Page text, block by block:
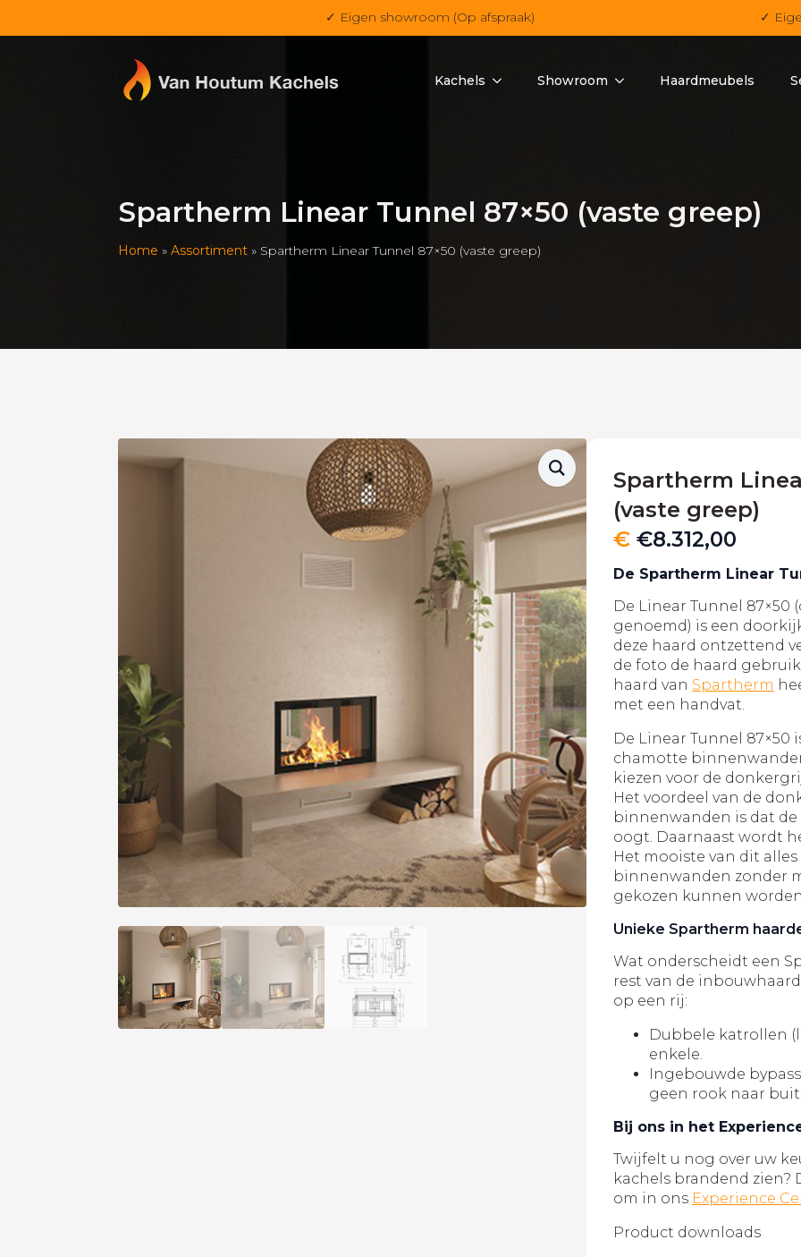
✓ Eigen showroom (Op afspraak) ✓
Kachels Showroom Haardmeubels
Spartherm Linear Tunnel 87×50 (vaste greep)
Home » Assortiment » Spartherm Linear Tunnel 87×50 (vaste greep)
Spartherm
(vaste greep)
€ €8.312,00
De Spartherm Linear
De Linear Tunnel 87×50
genoemd) is een
deze haard ontzettend
de foto de haard
haard van Spartherm
met een handvat.
De Linear Tunnel
chamotte
kiezen voor de
Het voordeel van de
binnenwanden is dat
oogt. Daarnaast wordt
Het mooiste van dit
binnenwanden zonder
gekozen kunnen
Unieke Spartherm
Wat onderscheidt een
rest van de
op een rij:
Dubbele katrollen
enkele.
Ingebouwde
geen rook naar
Bij ons in het
Twijfelt u nog over uw
kachels brandend zien?
om in ons Experience
Product downloads